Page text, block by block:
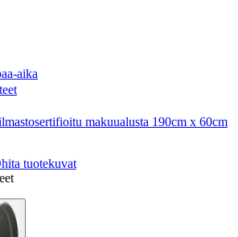
aika
makuualusta 190cm x 60cm
tuotekuvat